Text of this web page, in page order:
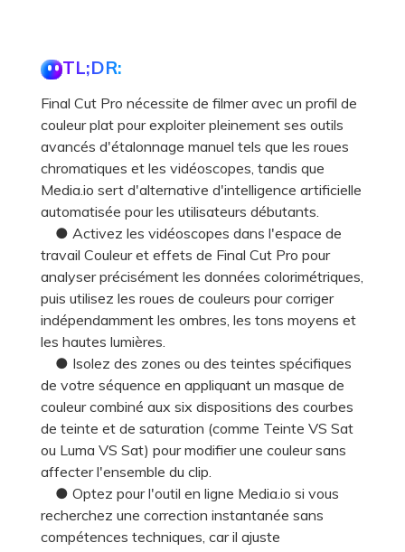
TL;DR:
Final Cut Pro nécessite de filmer avec un profil de
couleur plat pour exploiter pleinement ses outils
avancés d'étalonnage manuel tels que les roues
chromatiques et les vidéoscopes, tandis que
Media.io sert d'alternative d'intelligence artificielle
automatisée pour les utilisateurs débutants.
● Activez les vidéoscopes dans l'espace de
travail Couleur et effets de Final Cut Pro pour
analyser précisément les données colorimétriques,
puis utilisez les roues de couleurs pour corriger
indépendamment les ombres, les tons moyens et
les hautes lumières.
● Isolez des zones ou des teintes spécifiques
de votre séquence en appliquant un masque de
couleur combiné aux six dispositions des courbes
de teinte et de saturation (comme Teinte VS Sat
ou Luma VS Sat) pour modifier une couleur sans
affecter l'ensemble du clip.
● Optez pour l'outil en ligne Media.io si vous
recherchez une correction instantanée sans
compétences techniques, car il ajuste